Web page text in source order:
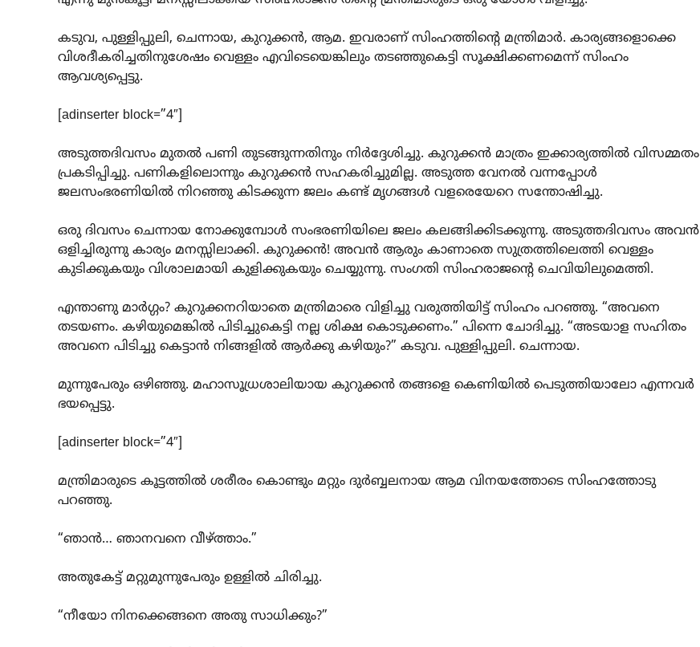
കടുവ, പുള്ളിപ്പുലി, ചെന്നായ, കുറുക്കന്‍, ആമ. ഇവരാണ്‌ സിംഹത്തിന്റെ മന്ത്രിമാര്‍. കാര്യങ്ങളൊക്കെ
വിശദീകരിച്ചതിനുശേഷം വെള്ളം എവിടെയെങ്കിലും തടഞ്ഞുകെട്ടി സൂക്ഷിക്കണമെന്ന്‌ സിംഹം
ആവശ്യപ്പെട്ടു.
[adinserter block=”4″]
അടുത്തദിവസം മുതല്‍ പണി തുടങ്ങുന്നതിനും നിര്‍ദ്ദേശിച്ചു. കുറുക്കന്‍ മാത്രം ഇക്കാര്യത്തില്‍ വിസമ്മതം
പ്രകടിപ്പിച്ചു. പണികളിലൊന്നും കുറുക്കന്‍ സഹകരിച്ചുമില്ല. അടുത്ത വേനല്‍ വന്നപ്പോള്‍
ജലസംഭരണിയില്‍ നിറഞ്ഞു കിടക്കുന്ന ജലം കണ്ട്‌ മൃഗങ്ങള്‍ വളരെയേറെ സന്തോഷിച്ചു.
ഒരു ദിവസം ചെന്നായ നോക്കുമ്പോള്‍ സംഭരണിയിലെ ജലം കലങ്ങിക്കിടക്കുന്നു. അടുത്തദിവസം അവന്‍
ഒളിച്ചിരുന്നു കാര്യം മനസ്സിലാക്കി. കുറുക്കന്‍! അവന്‍ ആരും കാണാതെ സുത്രത്തിലെത്തി വെള്ളം
കുടിക്കുകയും വിശാലമായി കുളിക്കുകയും ചെയ്യുന്നു. സംഗതി സിംഹരാജന്റെ ചെവിയിലുമെത്തി.
എന്താണു മാര്‍ഗ്ഗം? കുറുക്കനറിയാതെ മന്ത്രിമാരെ വിളിച്ചു വരുത്തിയിട്ട്‌ സിംഹം പറഞ്ഞു. “അവനെ
തടയണം. കഴിയുമെങ്കില്‍ പിടിച്ചുകെട്ടി നല്ല ശിക്ഷ കൊടുക്കണം.” പിന്നെ ചോദിച്ചു. “അടയാള സഹിതം
അവനെ പിടിച്ചു കെട്ടാന്‍ നിങ്ങളില്‍ ആര്‍ക്കു കഴിയും?” കടുവ. പുള്ളിപ്പുലി. ചെന്നായ.
മുന്നുപേരും ഒഴിഞ്ഞു. മഹാസൂധ്രശാലിയായ കുറുക്കന്‍ തങ്ങളെ കെണിയില്‍ പെടുത്തിയാലോ എന്നവര്‍
ഭയപ്പെട്ടു.
[adinserter block=”4″]
മന്ത്രിമാരുടെ കൂട്ടത്തില്‍ ശരീരം കൊണ്ടും മറ്റും ദുര്‍ബ്ബലനായ ആമ വിനയത്തോടെ സിംഹത്തോടു
പറഞ്ഞു.
“ഞാന്‍… ഞാനവനെ വീഴ്ത്താം.”
അതുകേട്ട്‌ മറ്റുമുന്നുപേരും ഉള്ളില്‍ ചിരിച്ചു.
“നീയോ നിനക്കെങ്ങനെ അതു സാധിക്കും?”